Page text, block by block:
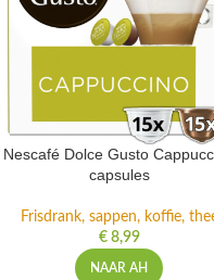
Nescafé Dolce Gusto
capsules
Frisdrank, sappen, koffie,
€8,99
NAAR AH